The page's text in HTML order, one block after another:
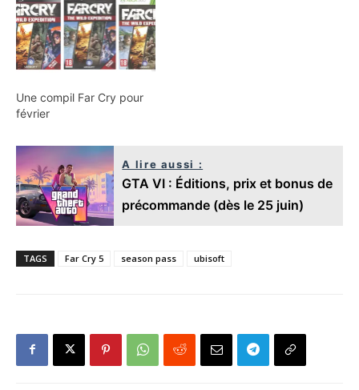
Une compil Far Cry pour
février
A lire aussi :
GTA VI : Éditions, prix et bonus de
précommande (dès le 25 juin)
TAGS Far Cry 5 season pass ubisoft